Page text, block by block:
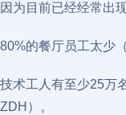
因为目前已经经常出
80%的餐厅员工太少
技术工人有至少25万
ZDH）。